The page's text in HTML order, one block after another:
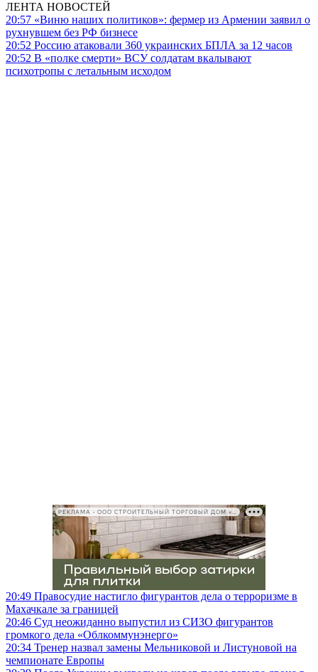
ЛЕНТА НОВОСТЕЙ
20:57 «Виню наших политиков»: фермер из Армении заявил о
рухнувшем без РФ бизнесе
20:52 Россию атаковали 360 украинских БПЛА за 12 часов
20:52 В «полке смерти» ВСУ солдатам вкалывают
психотропы с летальным исходом
20:49 Правосудие настигло фигурантов дела о терроризме в
Махачкале за границей
20:46 Суд неожиданно выпустил из СИЗО фигурантов
громкого дела «Облкоммунэнерго»
20:34 Тренер назвал замены Мельниковой и Листуновой на
чемпионате Европы